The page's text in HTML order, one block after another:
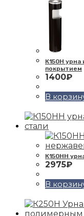
К150Н
покрытием
1400₽
В
К150НН
2975₽
В